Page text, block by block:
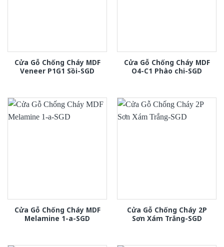
Cửa Gỗ Chống Cháy MDF
Veneer P1G1 Sồi-SGD
Cửa Gỗ Chống Cháy MDF
O4-C1 Phào chi-SGD
Cửa Gỗ Chống Cháy MDF
Melamine 1-a-SGD
Cửa Gỗ Chống Cháy 2P
Sơn Xám Trắng-SGD